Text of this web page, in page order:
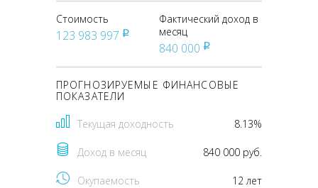
Стоимость
123 983 997 pуб
Фактический доход в
месяц
840 000 pуб
ПРОГНОЗИРУЕМЫЕ ФИНАНСОВЫЕ
ПОКАЗАТЕЛИ
Текущая доходность 8.13%
Доход в месяц 840 000 руб.
Окупаемость 12 лет